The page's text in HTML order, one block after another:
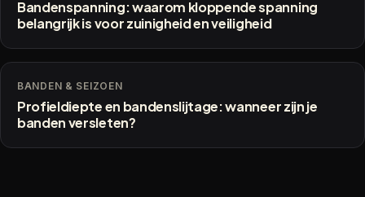
Bandenspanning: waarom kloppende spanning
belangrijk is voor zuinigheid en veiligheid
BANDEN & SEIZOEN
Profieldiepte en bandenslijtage: wanneer zijn je
banden versleten?